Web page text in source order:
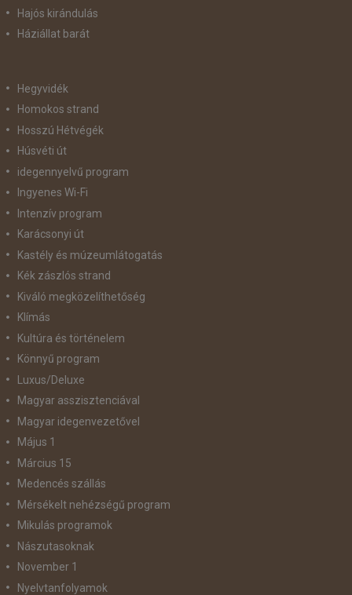
Hajós kirándulás
Háziállat barát
Hegyvidék
Homokos strand
Hosszú Hétvégék
Húsvéti út
idegennyelvű program
Ingyenes Wi-Fi
Intenzív program
Karácsonyi út
Kastély és múzeumlátogatás
Kék zászlós strand
Kiváló megközelíthetőség
Klímás
Kultúra és történelem
Könnyű program
Luxus/Deluxe
Magyar asszisztenciával
Magyar idegenvezetővel
Május 1
Március 15
Medencés szállás
Mérsékelt nehézségű program
Mikulás programok
Nászutasoknak
November 1
Nyelvtanfolyamok